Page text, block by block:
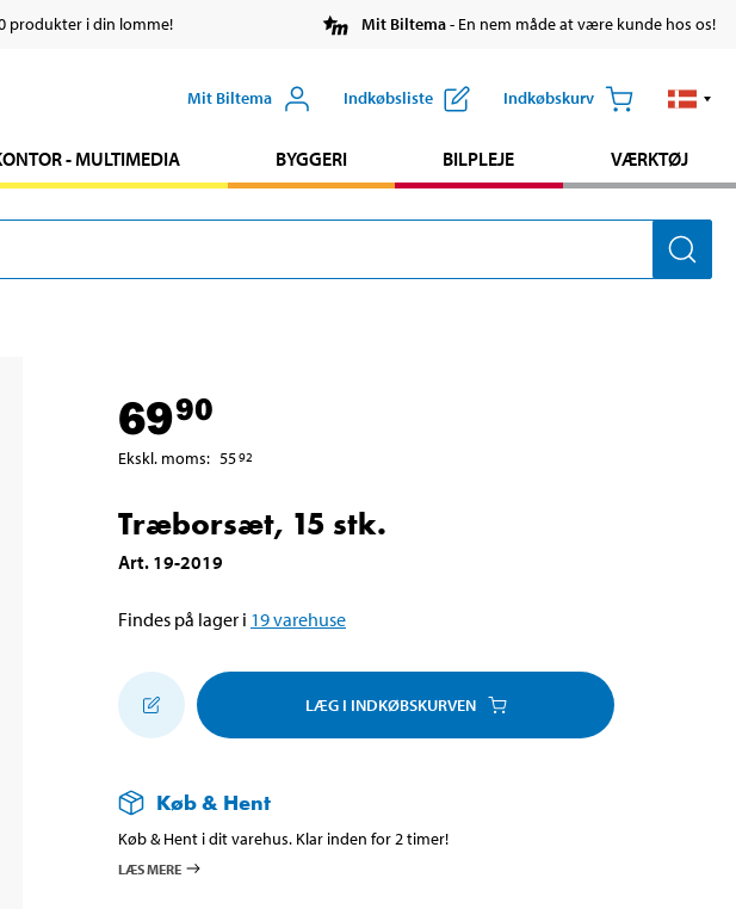
produkter i din lomme! Mit Biltema- En nem måde at være kunde hos os!
Mit Biltema Indkøbsliste Indkøbskurv
- MULTIMEDIA BYGGERI BILPLEJE VÆRKTØJ
6990
Ekskl. moms: 5592
Træborsæt, 15 stk.
Art. 19-2019
Findes på lager i 19varehuse
LÆG I INDKØBSKURVEN
Køb & Hent
Køb & Hent i dit varehus. Klar inden for 2 timer!
LÆS MERE